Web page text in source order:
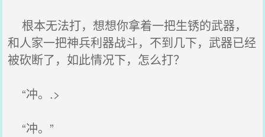
根本无法打，想想你拿着一把生锈的武器，
和人家一把神兵利器战斗，不到几下，武器已经
被砍断了，如此情况下，怎么打？
“冲。.>
“冲。”